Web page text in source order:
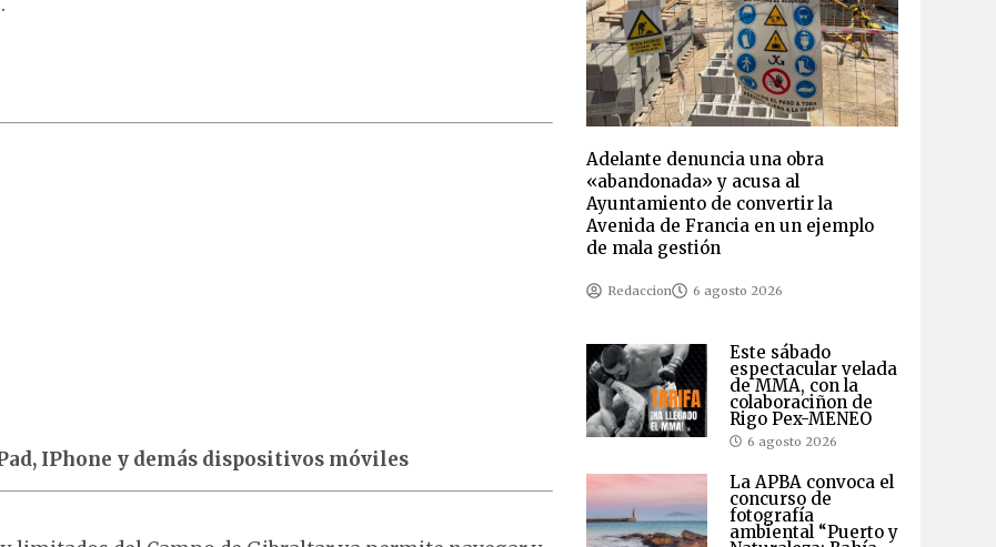
IPhone y demás dispositivos móviles
Adelante denuncia una obra
«abandonada» y acusa al
Ayuntamiento de convertir la
Avenida de Francia en un ejemplo
de mala gestión
Redaccion 6 agosto 2026
Este sábado
espectacular velada
de MMA, con la
colaboraciñon de
Rigo Pex-MENEO
6 agosto 2026
La APBA convoca el
concurso de
fotografía
ambiental “Puerto y